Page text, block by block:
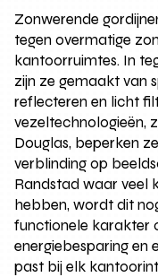
Zonwerende
tegen overmatige
kantoorruimtes. In
zijn ze gemaakt van
reflecteren en licht
vezeltechnologieën,
Douglas, beperken
verblinding op
Randstad waar veel
hebben, wordt dit
functionele karakter
energiebesparing en
past bij elk